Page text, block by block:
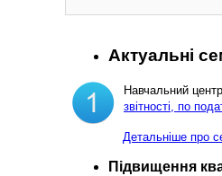
Актуальні
Навчальний
звітності, по
Детальніше про
Підвищення